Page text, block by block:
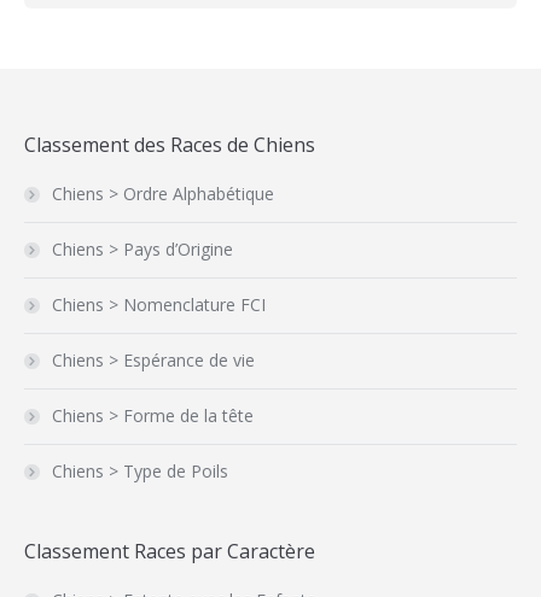
Classement des Races de Chiens
Chiens > Ordre Alphabétique
Chiens > Pays d’Origine
Chiens > Nomenclature FCI
Chiens > Espérance de vie
Chiens > Forme de la tête
Chiens > Type de Poils
Classement Races par Caractère